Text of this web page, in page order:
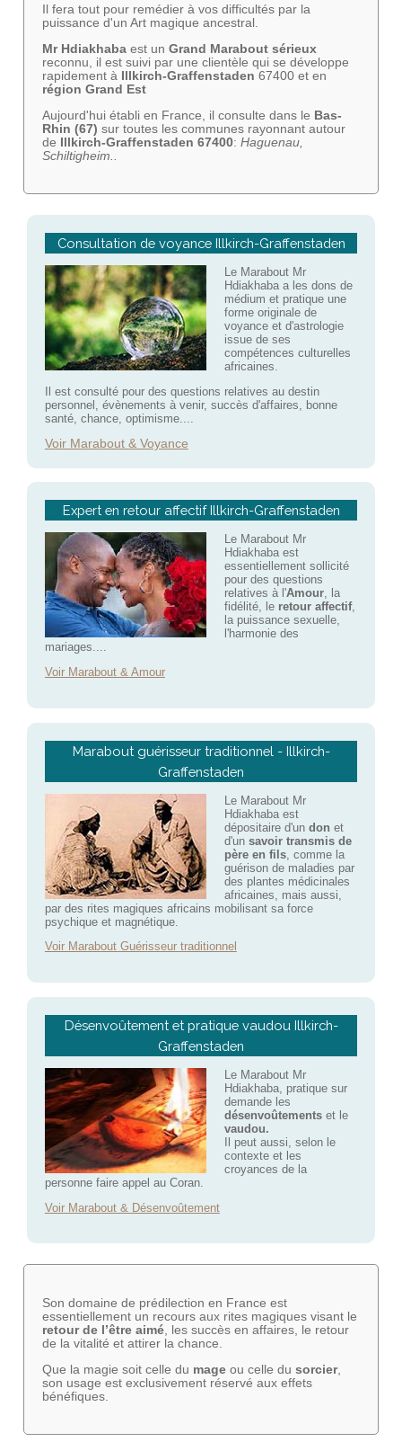
Il fera tout pour remédier à vos difficultés par la
puissance d'un Art magique ancestral.
Mr Hdiakhaba est un Grand Marabout sérieux
reconnu, il est suivi par une clientèle qui se développe
rapidement à Illkirch-Graffenstaden 67400 et en
région Grand Est
Aujourd'hui établi en France, il consulte dans le Bas-
Rhin (67) sur toutes les communes rayonnant autour
de Illkirch-Graffenstaden 67400: Haguenau,
Schiltigheim..
Consultation de voyance Illkirch-Graffenstaden
Le Marabout Mr
Hdiakhaba a les dons de
médium et pratique une
forme originale de
voyance et d'astrologie
issue de ses
compétences culturelles
africaines.
Il est consulté pour des questions relatives au destin
personnel, évènements à venir, succès d'affaires, bonne
santé, chance, optimisme....
Voir Marabout & Voyance
Expert en retour affectif Illkirch-Graffenstaden
Le Marabout Mr
Hdiakhaba est
essentiellement sollicité
pour des questions
relatives à l'Amour, la
fidélité, le retour affectif,
la puissance sexuelle,
l'harmonie des
mariages....
Voir Marabout & Amour
Marabout guérisseur traditionnel - Illkirch-
Graffenstaden
Le Marabout Mr
Hdiakhaba est
dépositaire d'un don et
d'un savoir transmis de
père en fils, comme la
guérison de maladies par
des plantes médicinales
africaines, mais aussi,
par des rites magiques africains mobilisant sa force
psychique et magnétique.
Voir Marabout Guérisseur traditionnel
Désenvoûtement et pratique vaudou Illkirch-
Graffenstaden
Le Marabout Mr
Hdiakhaba, pratique sur
demande les
désenvoûtementset le
vaudou.
Il peut aussi, selon le
contexte et les
croyances de la
personne faire appel au Coran.
Voir Marabout & Désenvoûtement
Son domaine de prédilection en France est
essentiellement un recours aux rites magiques visant le
retour de l’être aimé, les succès en affaires, le retour
de la vitalité et attirer la chance.
Que la magie soit celle du mageou celle du sorcier,
son usage est exclusivement réservé aux effets
bénéfiques.